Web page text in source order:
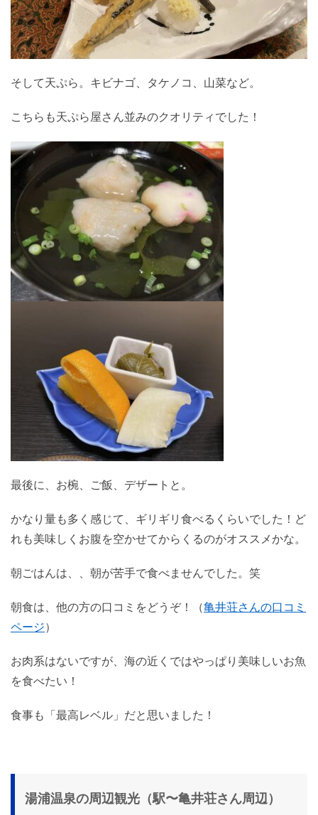
そして天ぷら。キビナゴ、タケノコ、山菜など。
こちらも天ぷら屋さん並みのクオリティでした！
最後に、お椀、ご飯、デザートと。
かなり量も多く感じて、ギリギリ食べるくらいでした！ど
れも美味しくお腹を空かせてからくるのがオススメかな。
朝ごはんは、、朝が苦手で食べませんでした。笑
朝食は、他の方の口コミをどうぞ！（亀井荘さんの口コミ
ページ）
お肉系はないですが、海の近くではやっぱり美味しいお魚
を食べたい！
食事も「最高レベル」だと思いました！
湯浦温泉の周辺観光（駅〜亀井荘さん周辺）